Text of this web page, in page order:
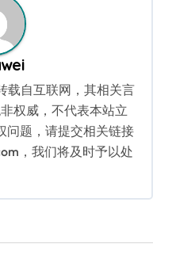
载自互联网，其相关言
权威，不代表本站立
问题，请提交相关链接
，我们将及时予以处